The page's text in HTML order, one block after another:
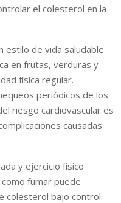
el colesterol en la
estilo de vida saludable
en frutas, verduras y
física regular.
periódicos de los
riesgo cardiovascular es
causadas
y ejercicio físico
fumar puede
colesterol bajo control.